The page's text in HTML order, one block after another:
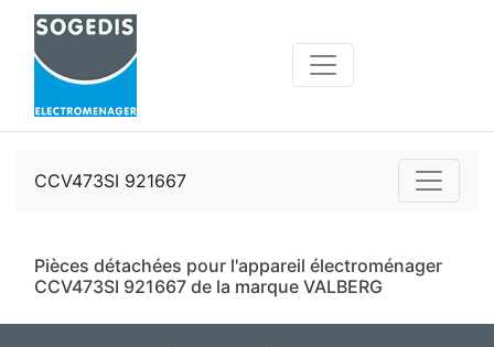
CCV473SI 921667
Pièces détachées pour l'appareil électroménager
CCV473SI 921667 de la marque VALBERG